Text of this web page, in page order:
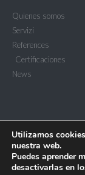
Quienes somos
Servizi
References
Certificaciones
News
©
Utilizamos
nuestra web.
Puedes aprender
desactivarlas en